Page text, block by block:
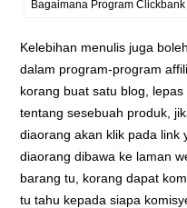
Bagaimana Program
Kelebihan menulis juga
dalam program-program
korang buat satu blog,
tentang sesebuah produk,
diaorang akan klik pada link
diaorang dibawa ke laman
barang tu, korang dapat
tu tahu kepada siapa